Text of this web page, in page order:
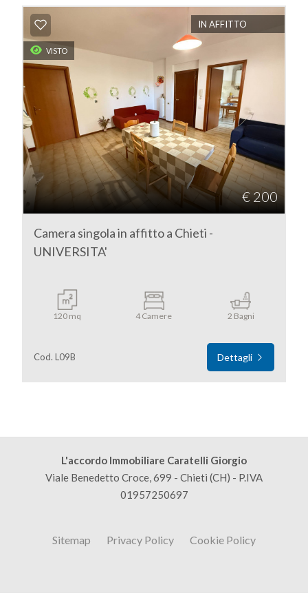
IN AFFITTO
VISTO
€ 200
Camera singola in affitto a Chieti -
UNIVERSITA'
120 mq 4 Camere 2 Bagni
Cod. L09B Dettagli
L'accordo Immobiliare Caratelli Giorgio
Viale Benedetto Croce, 699 - Chieti (CH) - P.IVA
01957250697
Sitemap Privacy Policy Cookie Policy